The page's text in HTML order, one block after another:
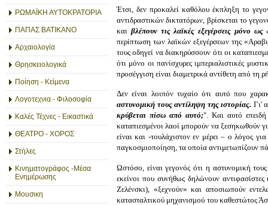
ΡΩΜΑΪΚΗ ΑΥΤΟΚΡΑΤΟΡΙΑ
ΠΑΠΑΣ ΒΑΤΙΚΑΝΟ
Αρχαιολογία
Θρησκειολογικά
Ποίηση - Κείμενα
Λογοτεχνια - Φιλοσοφία
Καλές Τέχνες - Εικαστικά
ΘΕΑΤΡΟ - ΧΟΡΟΣ
Στήλες
Κινηματογράφος -Μέσα
Ενημέρωσης
Μουσικη
Έτσι, δεν προκαλεί καθόλου έκπληξη το
αντιδραστικών δικτατόρων, βρίσκεται το
και βλέπουν τις λαϊκές εξεγέρσεις μόνο
περίπτωση των λαϊκών εξεγέρσεων της
τους οδηγεί να διακηρύσσουν ότι οι
ότι μόνο οι πανίσχυρες ιμπεριαλιστικές
προσέγγιση είναι διαμετρικά αντίθετη από τη
Δεν είναι λοιπόν τυχαίο ότι αυτό που
αστυνομική τους αντίληψη της ιστορίας. Γι'
κρύβεται πίσω από αυτό;". Και αυτό επειδή
καταπιεσμένοι λαοί μπορούν να ξεσηκωθούν
είναι και -τουλάχιστον εν μέρει – ο λόγος
παγκοσμιοποίηση, τα οποία αντιμετωπίζουν
Ωστόσο, είναι γεγονός ότι η αστυνομική
εκείνοι που συνήθως δηλώνουν
Ζελένσκι), «ξεχνούν» και αποσιωπούν
κατασταλτικού μηχανισμού του καθεστώτος